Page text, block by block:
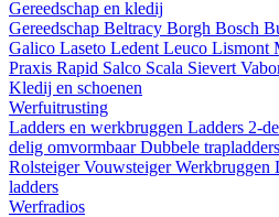
Gereedschap en kledij
Gereedschap Beltracy Borgh Bosch
Galico Laseto Ledent Leuco Lismont
Praxis Rapid Salco Scala Sievert
Kledij en schoenen
Werfuitrusting
Ladders en werkbruggen Ladders 2-
delig omvormbaarDubbele trapladders
RolsteigerVouwsteigerWerkbruggen
ladders
Werfradios